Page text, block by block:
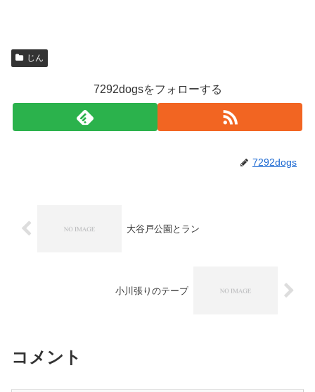
じん
7292dogsをフォローする
7292dogs
大谷戸公園とラン
小川張りのテープ
コメント